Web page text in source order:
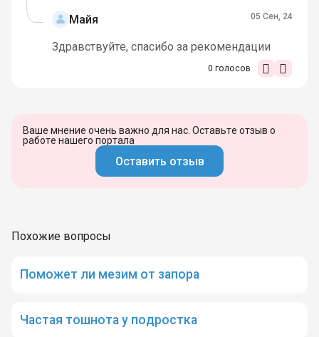
Майя 05 Сен, 24
Здравствуйте, спасибо за рекомендации
0 голосов
Ваше мнение очень важно для нас. Оставьте отзыв о
работе нашего портала
Оставить отзыв
Похожие вопросы
Поможет ли мезим от запора
Частая тошнота у подростка